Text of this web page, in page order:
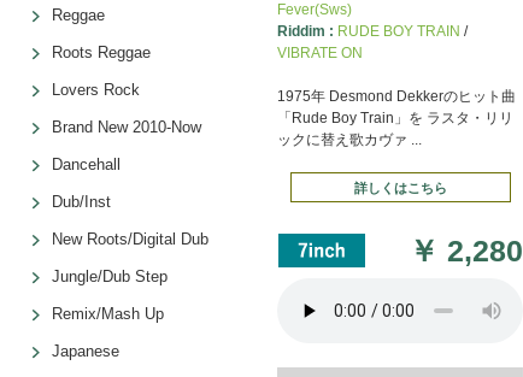
Fever(Sws)
Riddim : RUDE BOY TRAIN /
VIBRATE ON
1975年 Desmond Dekkerのヒット曲
「Rude Boy Train」を ラスタ・リリ
ックに替え歌カヴァ ...
詳しくはこちら
￥2,280
Reggae
Roots Reggae
Lovers Rock
Brand New 2010-Now
Dancehall
Dub/Inst
New Roots/Digital Dub
Jungle/Dub Step
Remix/Mash Up
Japanese